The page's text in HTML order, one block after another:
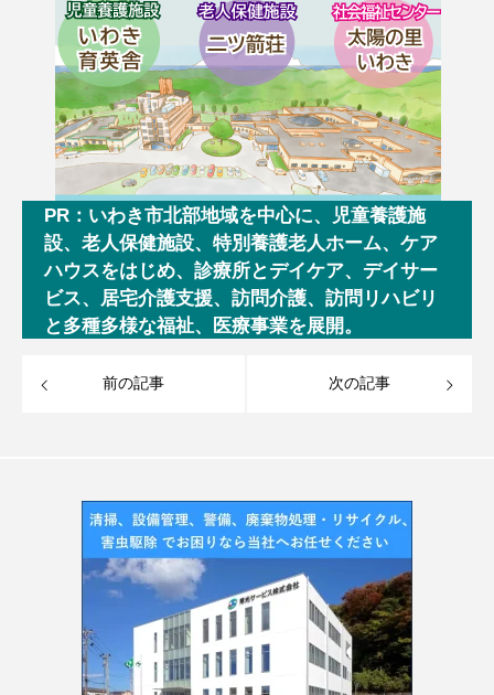
PR：いわき市北部地域を中心に、児童養護施
設、老人保健施設、特別養護老人ホーム、ケア
ハウスをはじめ、診療所とデイケア、デイサー
ビス、居宅介護支援、訪問介護、訪問リハビリ
と多種多様な福祉、医療事業を展開。
前の記事 次の記事